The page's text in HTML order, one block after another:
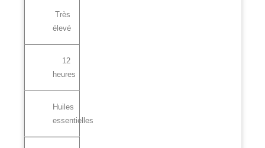
Très
élevé
12
heures
Huiles
essentielles